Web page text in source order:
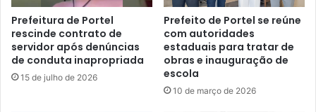
l
d
e
P
o
n
a
d
o
P
Prefeitura de Portel
rescinde contrato de
servidor após denúncias
de conduta inapropriada
15 de julho de 2026
Prefeito de Portel se reúne
com autoridades
estaduais para tratar de
obras e inauguração de
escola
10 de março de 2026